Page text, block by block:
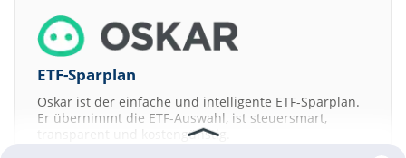
ETF-Sparplan
Oskar ist der einfache und intelligente ETF-Sparplan.
Er übernimmt die ETF-Auswahl, ist steuersmart,
transparent und kostengünstig.